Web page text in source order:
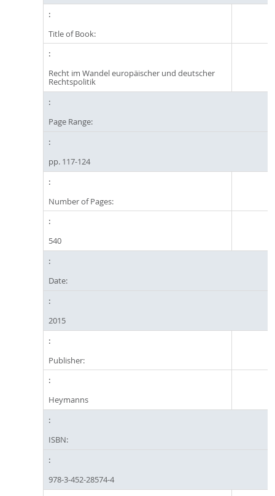
Title of Book:
Recht im Wandel europäischer und deutscher
Rechtspolitik
Page Range:
pp. 117-124
Number of Pages:
540
Date:
2015
Publisher:
Heymanns
ISBN:
978-3-452-28574-4